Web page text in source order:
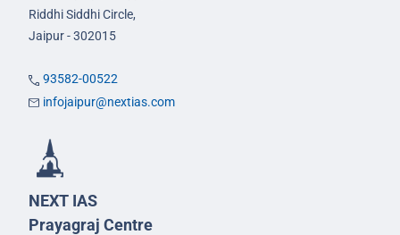
Riddhi Siddhi Circle,
Jaipur - 302015
93582-00522
infojaipur@nextias.com
NEXT IAS
Prayagraj Centre